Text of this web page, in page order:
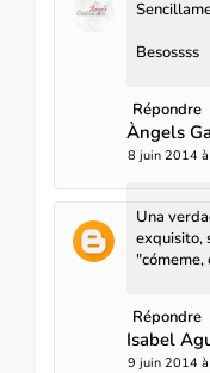
Besossss
Répondre
Àngels
8 juin 2014
Una
exquisito,
"cómeme,
Répondre
Isabel
9 juin 2014